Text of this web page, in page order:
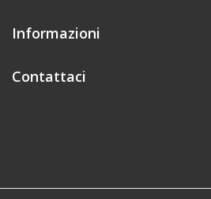
Informazioni
Contattaci